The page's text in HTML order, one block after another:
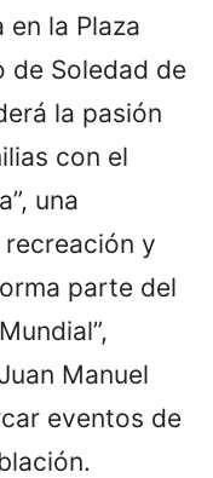
la Plaza
de Soledad de
la pasión
con el
una
y
parte del
Manuel
eventos de